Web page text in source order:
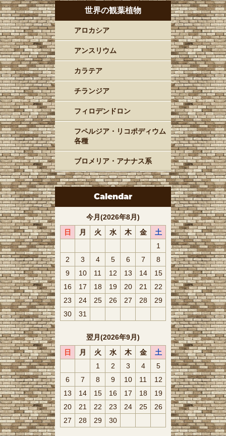
世界の観葉植物
アロカシア
アンスリウム
カラテア
チランジア
フィロデンドロン
フペルジア・リコポディウム
各種
ブロメリア・アナナス系
Calendar
今月(2026年8月)
日
月 火 水 木 金
土
1
2
3 4 5 6 7
8
9
10 11 12 13 14
15
16
17 18 19 20 21
22
23
24 25 26 27 28
29
30
31
翌月(2026年9月)
日
月 火 水 木 金
土
1
2 3 4
5
6
7 8 9 10 11
12
13
14 15 16 17 18
19
20
21 22 23 24 25
26
27
28 29 30